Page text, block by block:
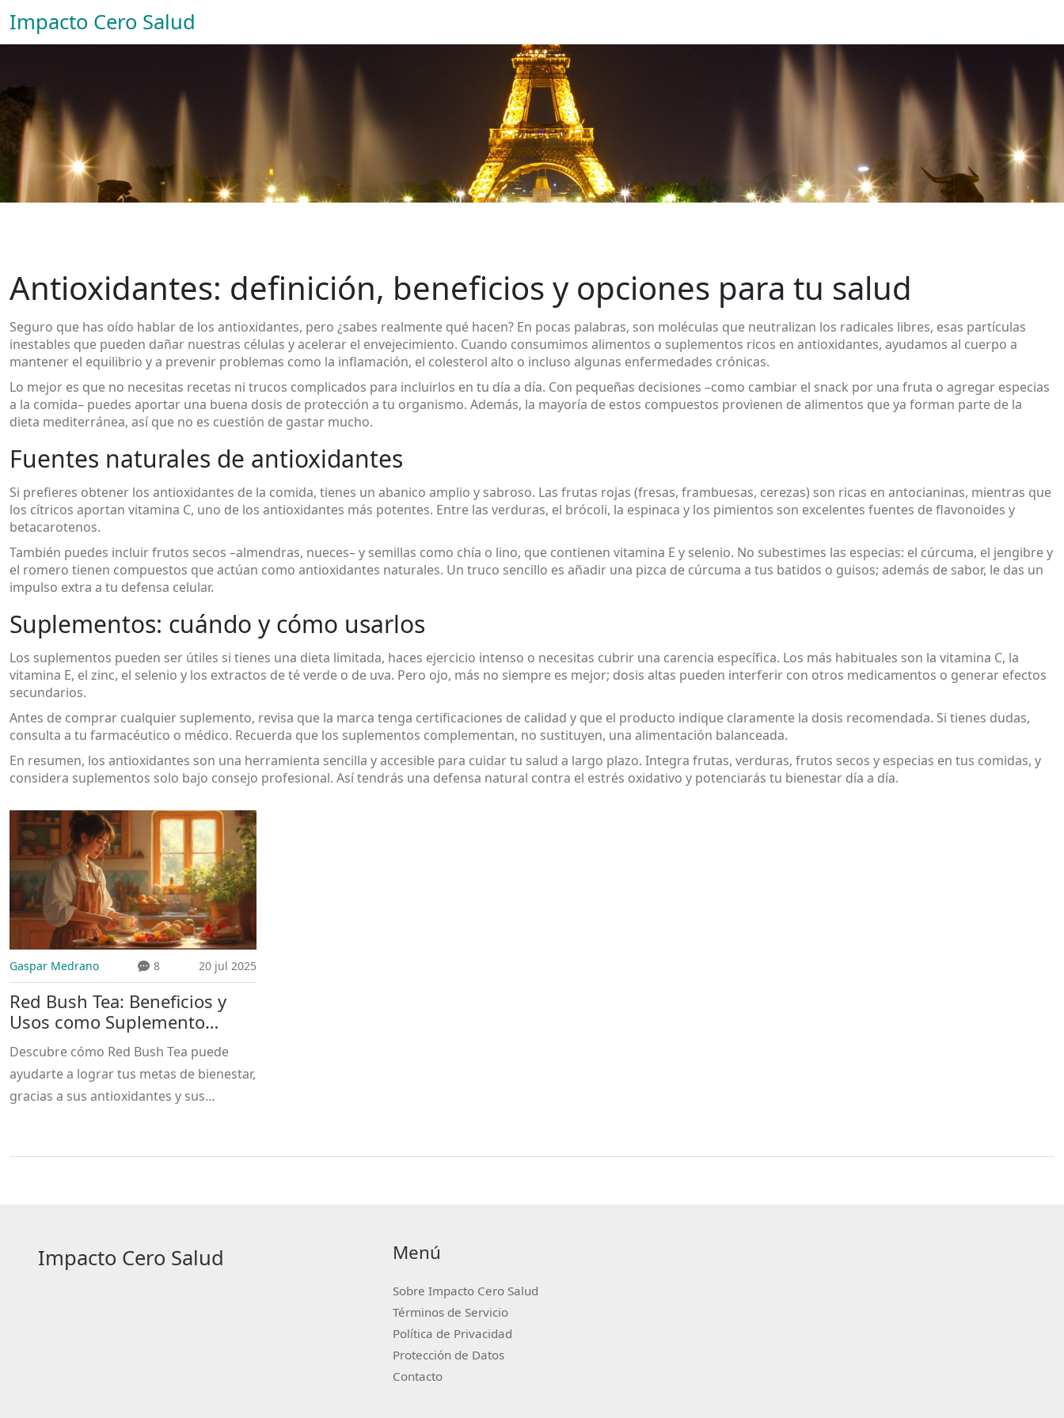
Impacto Cero Salud
Antioxidantes: definición, beneficios y opciones para tu salud
Seguro que has oído hablar de los antioxidantes, pero ¿sabes realmente qué hacen? En pocas palabras, son moléculas que neutralizan los radicales libres, esas partículas
inestables que pueden dañar nuestras células y acelerar el envejecimiento. Cuando consumimos alimentos o suplementos ricos en antioxidantes, ayudamos al cuerpo a
mantener el equilibrio y a prevenir problemas como la inflamación, el colesterol alto o incluso algunas enfermedades crónicas.
Lo mejor es que no necesitas recetas ni trucos complicados para incluirlos en tu día a día. Con pequeñas decisiones –como cambiar el snack por una fruta o agregar especias
a la comida– puedes aportar una buena dosis de protección a tu organismo. Además, la mayoría de estos compuestos provienen de alimentos que ya forman parte de la
dieta mediterránea, así que no es cuestión de gastar mucho.
Fuentes naturales de antioxidantes
Si prefieres obtener los antioxidantes de la comida, tienes un abanico amplio y sabroso. Las frutas rojas (fresas, frambuesas, cerezas) son ricas en antocianinas, mientras que
los cítricos aportan vitamina C, uno de los antioxidantes más potentes. Entre las verduras, el brócoli, la espinaca y los pimientos son excelentes fuentes de flavonoides y
betacarotenos.
También puedes incluir frutos secos –almendras, nueces– y semillas como chía o lino, que contienen vitamina E y selenio. No subestimes las especias: el cúrcuma, el jengibre y
el romero tienen compuestos que actúan como antioxidantes naturales. Un truco sencillo es añadir una pizca de cúrcuma a tus batidos o guisos; además de sabor, le das un
impulso extra a tu defensa celular.
Suplementos: cuándo y cómo usarlos
Los suplementos pueden ser útiles si tienes una dieta limitada, haces ejercicio intenso o necesitas cubrir una carencia específica. Los más habituales son la vitamina C, la
vitamina E, el zinc, el selenio y los extractos de té verde o de uva. Pero ojo, más no siempre es mejor; dosis altas pueden interferir con otros medicamentos o generar efectos
secundarios.
Antes de comprar cualquier suplemento, revisa que la marca tenga certificaciones de calidad y que el producto indique claramente la dosis recomendada. Si tienes dudas,
consulta a tu farmacéutico o médico. Recuerda que los suplementos complementan, no sustituyen, una alimentación balanceada.
En resumen, los antioxidantes son una herramienta sencilla y accesible para cuidar tu salud a largo plazo. Integra frutas, verduras, frutos secos y especias en tus comidas, y
considera suplementos solo bajo consejo profesional. Así tendrás una defensa natural contra el estrés oxidativo y potenciarás tu bienestar día a día.
Gaspar Medrano 8 20 jul 2025
Red Bush Tea: Beneficios y
Usos como Suplemento
Dietético Superior
Descubre cómo Red Bush Tea puede
ayudarte a lograr tus metas de bienestar,
gracias a sus antioxidantes y sus
Impacto Cero Salud Menú
Sobre Impacto Cero Salud
Términos de Servicio
Política de Privacidad
Protección de Datos
Contacto